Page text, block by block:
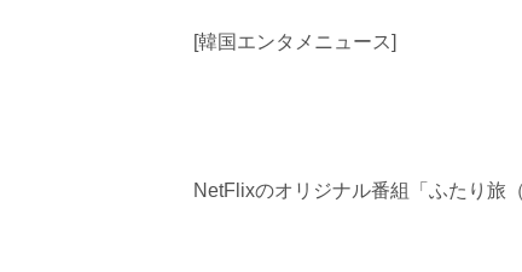
[韓国エンタメニュース]
NetFlixのオリジナル番組「ふたり旅